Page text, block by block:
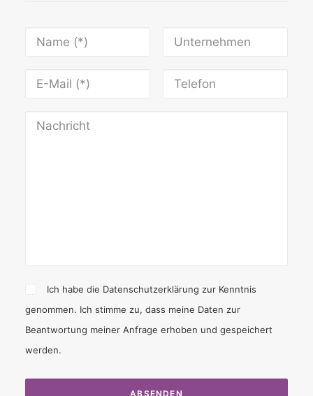
Ich habe die Datenschutzerklärung zur Kenntnis
genommen. Ich stimme zu, dass meine Daten zur
Beantwortung meiner Anfrage erhoben und gespeichert
werden.